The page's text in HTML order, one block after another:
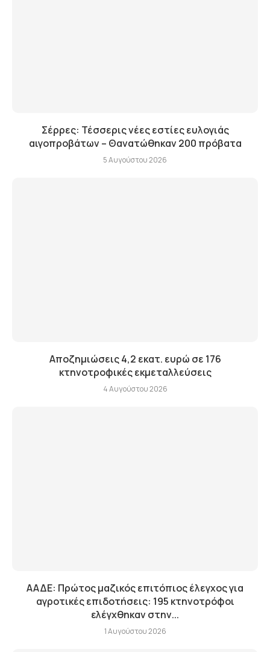
Σέρρες: Τέσσερις νέες εστίες ευλογιάς
αιγοπροβάτων – Θανατώθηκαν 200 πρόβατα
5 Αυγούστου 2026
Αποζημιώσεις 4,2 εκατ. ευρώ σε 176
κτηνοτροφικές εκμεταλλεύσεις
4 Αυγούστου 2026
ΑΑΔΕ: Πρώτος μαζικός επιτόπιος έλεγχος για
αγροτικές επιδοτήσεις: 195 κτηνοτρόφοι
ελέγχθηκαν στην...
1 Αυγούστου 2026